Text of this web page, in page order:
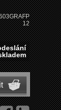
12